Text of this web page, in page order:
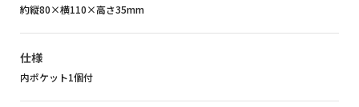
約縦80×横110×高さ35mm
仕様
内ポケット1個付